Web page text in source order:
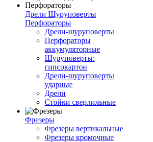
Дрели Шуруповерты
Перфораторы
Дрели-шуруповерты
Перфораторы
аккумуляторные
Шуруповерты:
гипсокартон
Дрели-шуруповерты
ударные
Дрели
Стойки сверлильные
Фрезеры
Фрезеры вертикальные
Фрезеры кромочные